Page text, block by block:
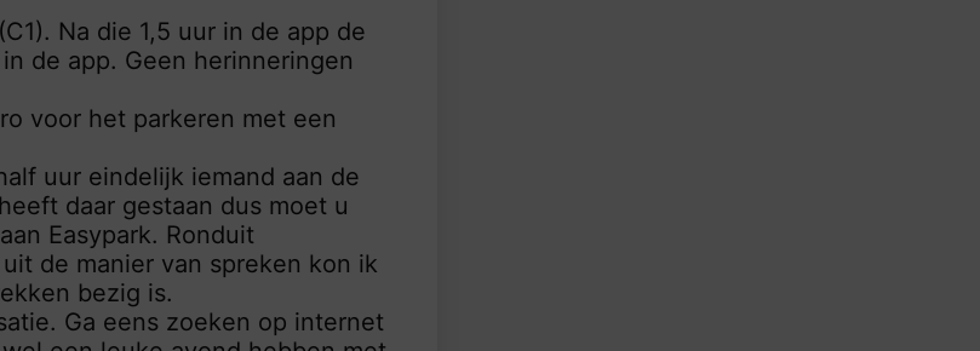
Na die 1,5 uur in de app de
de app. Geen herinneringen
voor het parkeren met een
uur eindelijk iemand aan de
daar gestaan dus moet u
Easypark. Ronduit
de manier van spreken kon ik
bezig is.
Ga eens zoeken op internet